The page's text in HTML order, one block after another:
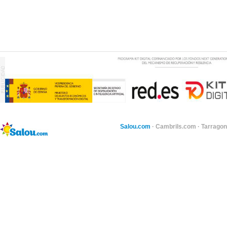
Salou.com · Cambrils.com ·